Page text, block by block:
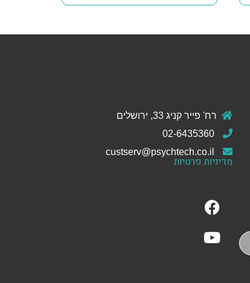
רח' פייר קניג 33, ירושלים
מדיניות פרטיות